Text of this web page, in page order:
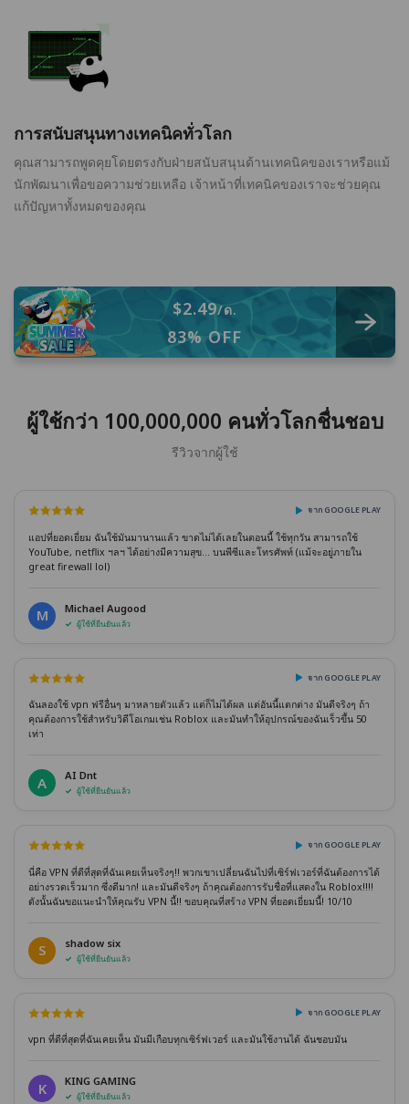
การสนับสนุนทางเทคนิคทั่วโลก
คุณสามารถพูดคุยโดยตรงกับฝ่ายสนับสนุนด้านเทคนิคของเราหรือแม้
นักพัฒนาเพื่อขอความช่วยเหลือ เจ้าหน้าที่เทคนิคของเราจะช่วยคุณ
แก้ปัญหาทั้งหมดของคุณ
$2.49/ด.
83% OFF
ผู้ใช้กว่า 100,000,000 คนทั่วโลกชื่นชอบ
รีวิวจากผู้ใช้
จาก GOOGLE PLAY
แอปที่ยอดเยี่ยม ฉันใช้มันมานานแล้ว ขาดไม่ได้เลยในตอนนี้ ใช้ทุกวัน สามารถใช้
YouTube, netflix ฯลฯ ได้อย่างมีความสุข... บนพีซีและโทรศัพท์ (แม้จะอยู่ภายใน
great firewall lol)
M Michael Augood
ผู้ใช้ที่ยืนยันแล้ว
จาก GOOGLE PLAY
ฉันลองใช้ vpn ฟรีอื่นๆ มาหลายตัวแล้ว แต่ก็ไม่ได้ผล แต่อันนี้แตกต่าง มันดีจริงๆ ถ้า
คุณต้องการใช้สำหรับวิดีโอเกมเช่น Roblox และมันทำให้อุปกรณ์ของฉันเร็วขึ้น 50
เท่า
A AI Dnt
ผู้ใช้ที่ยืนยันแล้ว
จาก GOOGLE PLAY
นี่คือ VPN ที่ดีที่สุดที่ฉันเคยเห็นจริงๆ!! พวกเขาเปลี่ยนฉันไปที่เซิร์ฟเวอร์ที่ฉันต้องการได้
อย่างรวดเร็วมาก ซึ่งดีมาก! และมันดีจริงๆ ถ้าคุณต้องการรับชื่อที่แสดงใน Roblox!!!!
ดังนั้นฉันขอแนะนำให้คุณรับ VPN นี้!! ขอบคุณที่สร้าง VPN ที่ยอดเยี่ยมนี้! 10/10
S shadow six
ผู้ใช้ที่ยืนยันแล้ว
จาก GOOGLE PLAY
vpn ที่ดีที่สุดที่ฉันเคยเห็น มันมีเกือบทุกเซิร์ฟเวอร์ และมันใช้งานได้ ฉันชอบมัน
K KING GAMING
ผู้ใช้ที่ยืนยันแล้ว